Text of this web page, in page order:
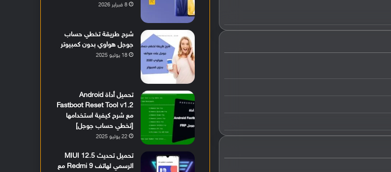
8 فبراير 2026
شرح طريقة تخطي حساب
جوجل هواوي بدون كمبيوتر
18 يوليو 2025
تحميل أداة Android
Fastboot Reset Tool v1.2
مع شرح كيفية استخدامها
[تخطي حساب جوجل]
22 يوليو 2025
تحميل تحديث MIUI 12.5
الرسمي لهاتف Redmi 9 مع